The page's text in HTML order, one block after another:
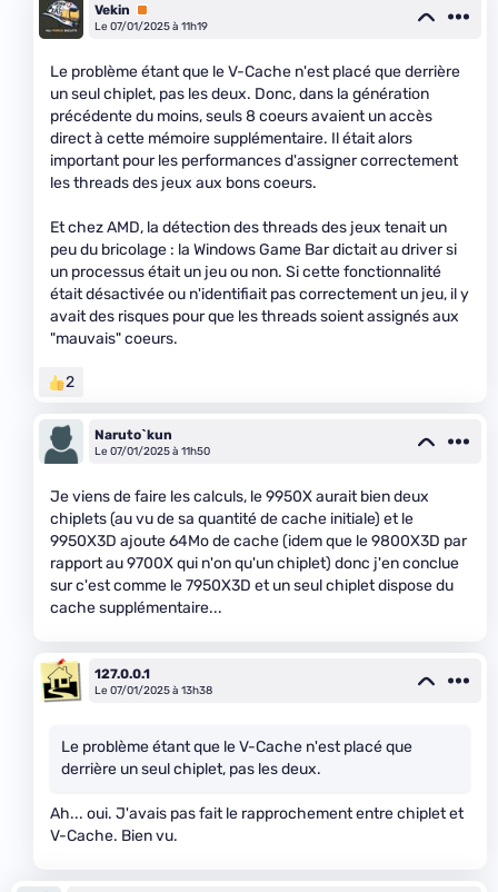
Vekin
Premium
Le 07/01/2025 à 11h19
Le problème étant que le V-Cache n'est placé que derrière
un seul chiplet, pas les deux. Donc, dans la génération
précédente du moins, seuls 8 coeurs avaient un accès
direct à cette mémoire supplémentaire. Il était alors
important pour les performances d'assigner correctement
les threads des jeux aux bons coeurs.
Et chez AMD, la détection des threads des jeux tenait un
peu du bricolage : la Windows Game Bar dictait au driver si
un processus était un jeu ou non. Si cette fonctionnalité
était désactivée ou n'identifiait pas correctement un jeu, il y
avait des risques pour que les threads soient assignés aux
"mauvais" coeurs.
2
Naruto`kun
Le 07/01/2025 à 11h50
Je viens de faire les calculs, le 9950X aurait bien deux
chiplets (au vu de sa quantité de cache initiale) et le
9950X3D ajoute 64Mo de cache (idem que le 9800X3D par
rapport au 9700X qui n'on qu'un chiplet) donc j'en conclue
sur c'est comme le 7950X3D et un seul chiplet dispose du
cache supplémentaire...
127.0.0.1
Le 07/01/2025 à 13h38
Le problème étant que le V-Cache n'est placé que
derrière un seul chiplet, pas les deux.
Ah... oui. J'avais pas fait le rapprochement entre chiplet et
V-Cache. Bien vu.